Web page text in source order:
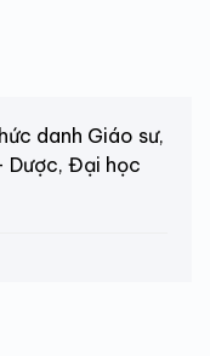
danh Giáo sư,
Dược, Đại học